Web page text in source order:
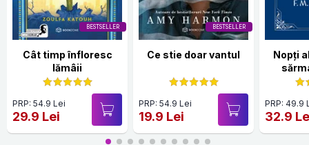
BESTSELLER
Cât timp înfloresc
lămâii
PRP: 54.9 Lei
29.9 Lei
BESTSELLER
Ce stie doar vantul
PRP: 54.9 Lei
19.9 Lei
Nopți
PRP: 49.9
32.9